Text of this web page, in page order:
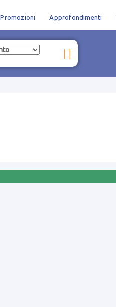
Promozioni Approfondimenti